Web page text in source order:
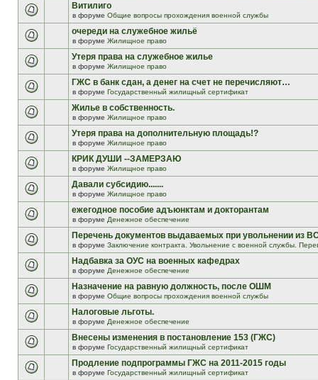
Витилиго
в форуме Общие вопросы прохождения военной службы
очереди на служебное жильё
в форуме Жилищное право
Утеря права на служебное жилье
в форуме Жилищное право
ГЖС в банк сдан, а денег на счет не перечисляют…
в форуме Государственный жилищный сертификат
Жилье в собственность.
в форуме Жилищное право
Утеря права на дополнительную площадь!?
в форуме Жилищное право
КРИК ДУШИ --ЗАМЕРЗАЮ
в форуме Жилищное право
Давали субсидию.......
в форуме Жилищное право
ежегодное пособие адъюнктам и докторантам
в форуме Денежное обеспечение
Перечень документов выдаваемых при увольнении из
в форуме Заключение контракта. Увольнение с военной службы.
Надбавка за ОУС на военных кафедрах
в форуме Денежное обеспечение
Назначение на равную должность, после ОШМ
в форуме Общие вопросы прохождения военной службы
Налоговые льготы.
в форуме Денежное обеспечение
Внесены изменения в постановление 153 (ГЖС)
в форуме Государственный жилищный сертификат
Продление подпрограммы ГЖС на 2011-2015 годы
в форуме Государственный жилищный сертификат